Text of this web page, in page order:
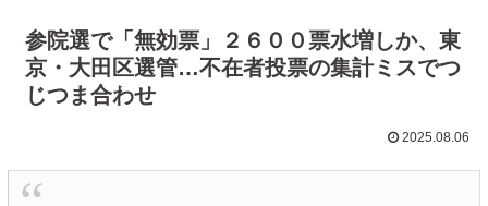
参院選で「無効票」２６００票水増しか、東
京・大田区選管…不在者投票の集計ミスでつ
じつま合わせ
2025.08.06